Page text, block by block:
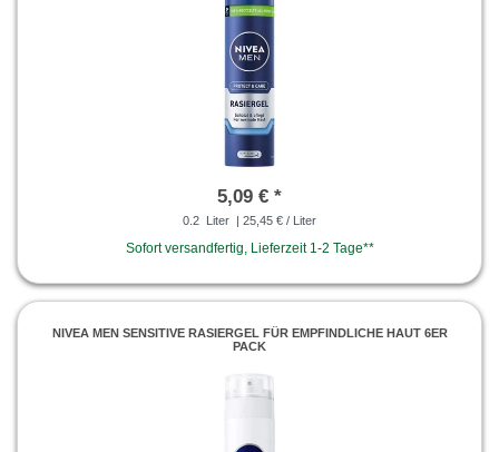
5,09 € *
0.2 Liter | 25,45 € / Liter
Sofort versandfertig, Lieferzeit 1-2 Tage**
NIVEA MEN SENSITIVE RASIERGEL FÜR EMPFINDLICHE HAUT 6ER
PACK